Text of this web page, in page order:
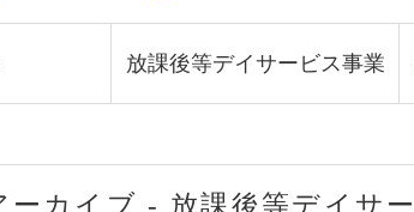
放課後等デイサービス事業